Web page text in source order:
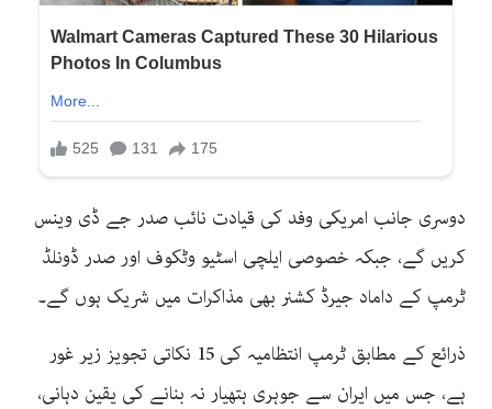
دوسری جانب امریکی وفد کی قیادت نائب صدر جے ڈی وینس
کریں گے، جبکہ خصوصی ایلچی اسٹیو وٹکوف اور صدر ڈونلڈ
ٹرمپ کے داماد جیرڈ کشنر بھی مذاکرات میں شریک ہوں گے۔
ذرائع کے مطابق ٹرمپ انتظامیہ کی 15 نکاتی تجویز زیر غور
ہے، جس میں ایران سے جوہری ہتھیار نہ بنانے کی یقین دہانی،